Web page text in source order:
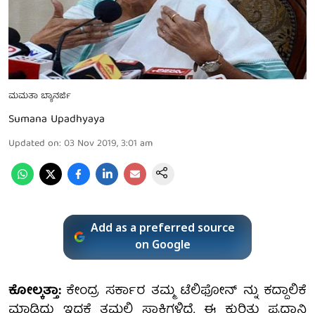
ಮಮತಾ ಬ್ಯಾನರ್ಜಿ
Sumana Upadhyaya
Updated on: 03 Nov 2019, 3:01 am
Add as a preferred source
on Google
ಕೋಲ್ಕತ್ತಾ:ಕೇಂದ್ರ ಸರ್ಕಾರ ತಮ್ಮ ಟೆಲಿಫೋನ್ ನ್ನು ಕದ್ದಾಲಿಕೆ